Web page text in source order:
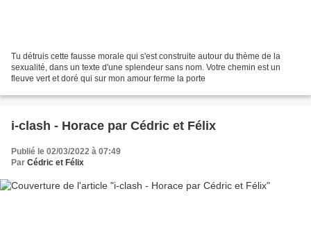
Tu détruis cette fausse morale qui s'est construite autour du thème de la
sexualité, dans un texte d'une splendeur sans nom. Votre chemin est un
fleuve vert et doré qui sur mon amour ferme la porte
i-clash - Horace par Cédric et Félix
Publié le 02/03/2022 à 07:49
Par Cédric et Félix